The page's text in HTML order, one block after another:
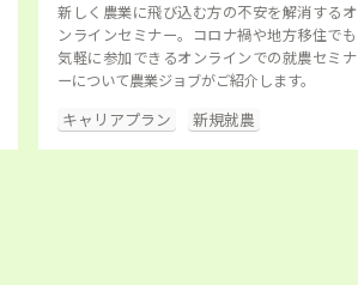
新しく農業に飛び込む方の不安を解消するオ
ンラインセミナー。コロナ禍や地方移住でも
気軽に参加できるオンラインでの就農セミナ
ーについて農業ジョブがご紹介します。
キャリアプラン 新規就農